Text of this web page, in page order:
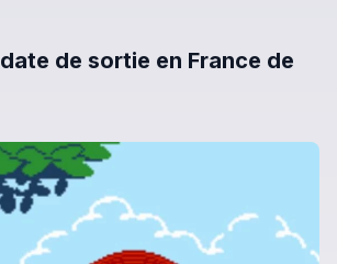
de sortie en France de